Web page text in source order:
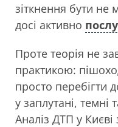
зіткнення бути
досі активно
Проте теорія не
практикою:
просто перебігти
у заплутані, темні
Аналіз ДТП у